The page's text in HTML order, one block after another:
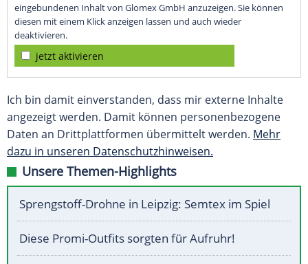
eingebundenen Inhalt von Glomex GmbH anzuzeigen. Sie können
diesen mit einem Klick anzeigen lassen und auch wieder
deaktivieren.
jetzt aktivieren
Ich bin damit einverstanden, dass mir externe Inhalte
angezeigt werden. Damit können personenbezogene
Daten an Drittplattformen übermittelt werden. Mehr
dazu in unseren Datenschutzhinweisen.
Unsere Themen-Highlights
Sprengstoff-Drohne in Leipzig: Semtex im Spiel
Diese Promi-Outfits sorgten für Aufruhr!